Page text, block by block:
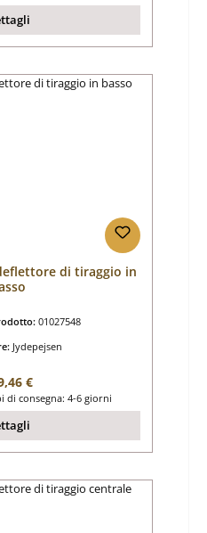
di tiraggio in
01027548
Jydepejsen
normale:
€
di consegna: 4-6 giorni